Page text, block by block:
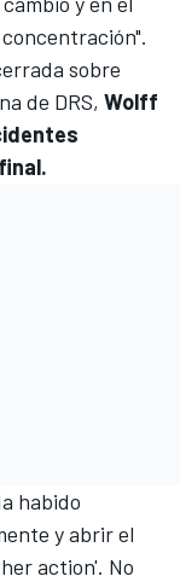
sobre
de DRS, Wolff
habido
y abrir el
action'. No